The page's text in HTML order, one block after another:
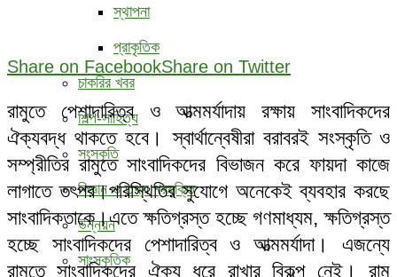
স্থাপনা
প্রাকৃতিক
চাকরির খবর
শিল্প-সাহিত্য
সংস্কৃতি
বিজ্ঞান ও তথ্য প্রযুক্তি
উন্নয়ন
সাংস্কৃতিক
Share on FacebookShare on Twitter
রামুতে পেশাদারিত্ব ও আত্মমর্যাদায় রক্ষায় সাংবাদিকদের
ঐক্যবদ্ধ থাকতে হবে। স্বার্থান্বেষীরা বরাবরই সংস্কৃতি ও
সম্প্রীতির রামুতে সাংবাদিকদের বিভাজন করে ফায়দা কাজে
লাগাতে তৎপর।পরিস্থিতির সুযোগে অনেকেই ব্যবহার করছে
সাংবাদিকতাকে।এতে ক্ষতিগ্রস্ত হচ্ছে গণমাধ্যম, ক্ষতিগ্রস্ত
হচ্ছে সাংবাদিকদের পেশাদারিত্ব ও আত্মমর্যাদা। এজন্যে
রামুতে সাংবাদিকদের ঐক্য ধরে রাখার বিকল্প নেই। রামু